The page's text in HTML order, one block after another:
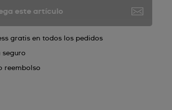
este artículo
gratis en todos los pedidos
seguro
reembolso